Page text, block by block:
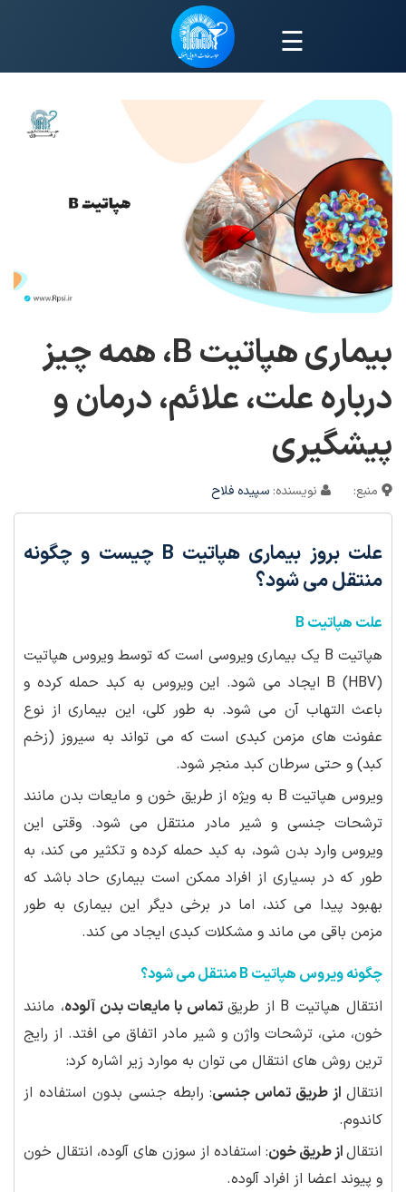
☰
بیماری هپاتیت B، همه چیز
درباره علت، علائم، درمان و
پیشگیری
منبع: نویسنده: سپیده فلاح
علت بروز بیماری هپاتیت B چیست و چگونه
منتقل می شود؟
علت هپاتیت B
هپاتیت B یک بیماری ویروسی است که توسط ویروس هپاتیت
B (HBV) ایجاد می شود. این ویروس به کبد حمله کرده و
باعث التهاب آن می شود. به طور کلی، این بیماری از نوع
عفونت های مزمن کبدی است که می تواند به سیروز (زخم
کبد) و حتی سرطان کبد منجر شود.
ویروس هپاتیت B به ویژه از طریق خون و مایعات بدن مانند
ترشحات جنسی و شیر مادر منتقل می شود. وقتی این
ویروس وارد بدن شود، به کبد حمله کرده و تکثیر می کند، به
طور که در بسیاری از افراد ممکن است بیماری حاد باشد که
بهبود پیدا می کند، اما در برخی دیگر این بیماری به طور
مزمن باقی می ماند و مشکلات کبدی ایجاد می کند.
چگونه ویروس هپاتیت B منتقل می شود؟
انتقال هپاتیت B از طریق
تماس با مایعات بدن آلوده، مانند
خون، منی، ترشحات واژن و شیر مادر اتفاق می افتد. از رایج
ترین روش های انتقال می توان به موارد زیر اشاره کرد:
انتقالاز طریق تماس جنسی: رابطه جنسی بدون استفاده از
کاندوم.
انتقالاز طریق خون: استفاده از سوزن های آلوده، انتقال خون
و پیوند اعضا از افراد آلوده.